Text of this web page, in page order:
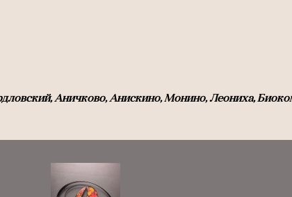
Аничково, Анискино, Монино, Леониха,